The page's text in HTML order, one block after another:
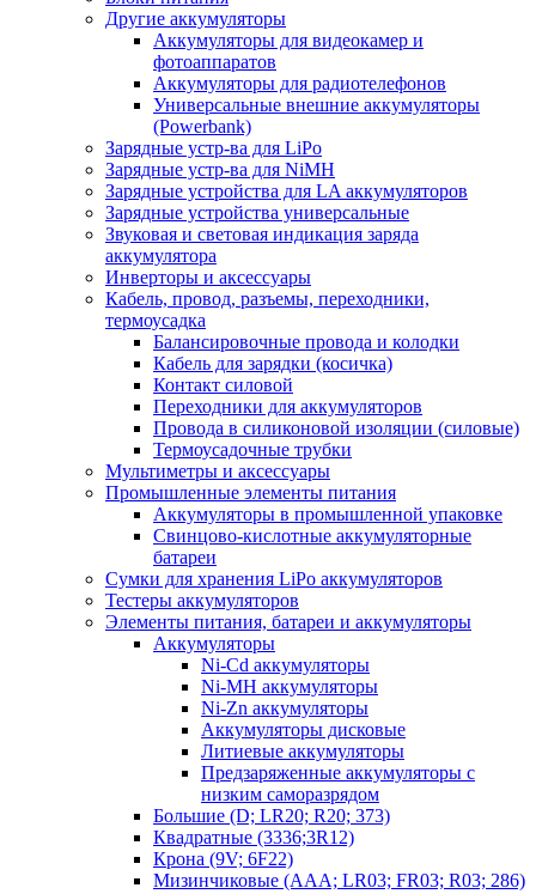
Другие аккумуляторы
Аккумуляторы для видеокамер и
фотоаппаратов
Аккумуляторы для радиотелефонов
Универсальные внешние аккумуляторы
(Powerbank)
Зарядные устр-ва для LiPo
Зарядные устр-ва для NiMH
Зарядные устройства для LA аккумуляторов
Зарядные устройства универсальные
Звуковая и световая индикация заряда
аккумулятора
Инверторы и аксессуары
Кабель, провод, разъемы, переходники,
термоусадка
Балансировочные провода и колодки
Кабель для зарядки (косичка)
Контакт силовой
Переходники для аккумуляторов
Провода в силиконовой изоляции (силовые)
Термоусадочные трубки
Мультиметры и аксессуары
Промышленные элементы питания
Аккумуляторы в промышленной упаковке
Свинцово-кислотные аккумуляторные
батареи
Сумки для хранения LiPo аккумуляторов
Тестеры аккумуляторов
Элементы питания, батареи и аккумуляторы
Аккумуляторы
Ni-Cd аккумуляторы
Ni-MH аккумуляторы
Ni-Zn аккумуляторы
Аккумуляторы дисковые
Литиевые аккумуляторы
Предзаряженные аккумуляторы с
низким саморазрядом
Большие (D; LR20; R20; 373)
Квадратные (3336;3R12)
Крона (9V; 6F22)
Мизинчиковые (AAA; LR03; FR03; R03; 286)